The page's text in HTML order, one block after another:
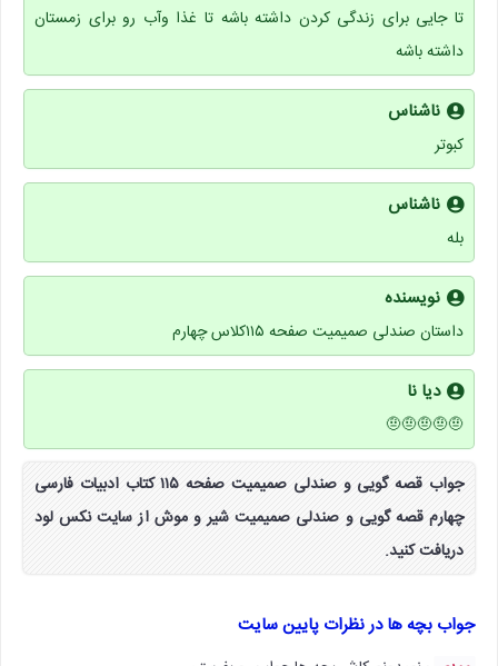
تا جایی برای زندگی کردن داشته باشه تا غذا وآب رو برای زمستان
داشته باشه
ناشناس
کبوتر
ناشناس
بله
نویسنده
داستان صندلی صمیمیت صفحه ۱۱۵کلاس چهارم
دیا نا
🤨🤨🤨🤨🤨
جواب قصه گویی و صندلی صمیمیت صفحه ۱۱۵ کتاب ادبیات فارسی
چهارم قصه گویی و صندلی صمیمیت شیر و موش از سایت نکس لود
دریافت کنید.
جواب بچه ها در نظرات پایین سایت